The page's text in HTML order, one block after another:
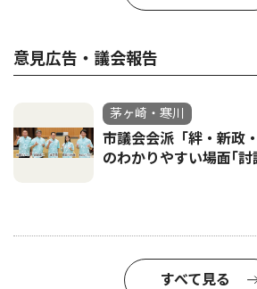
意見広告・議会報告
茅ヶ崎・寒川
市議会会派「絆・新政
のわかりやすい場面｢討
すべて見る